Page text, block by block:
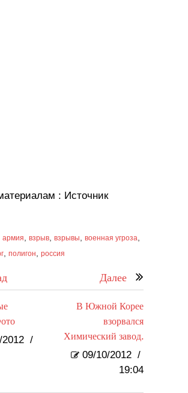
: Источник
армия взрыв взрывы военная угроза
полигон россия
Далее
/
В Южной Корее
взорвался
Химический завод.
09/10/2012 /
19:04